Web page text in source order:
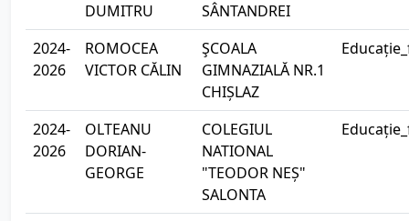
DUMITRU
SÂNTANDREI
2024-
2026
ROMOCEA
VICTOR CĂLIN
ŞCOALA
GIMNAZIALĂ NR.1
CHIȘLAZ
2024-
2026
OLTEANU
DORIAN-
GEORGE
COLEGIUL
NATIONAL
"TEODOR NEȘ"
SALONTA